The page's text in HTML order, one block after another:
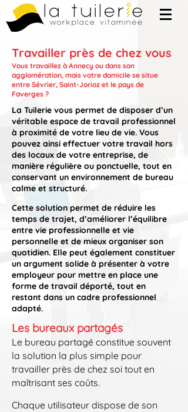
Travailler près de chez vous
Vous travaillez à Annecy ou dans son
agglomération, mais votre domicile se situe
entre Sévrier, Saint-Jorioz et le pays de
Faverges ?
La Tuilerie vous permet de disposer d’un
véritable espace de travail professionnel
à proximité de votre lieu de vie. Vous
pouvez ainsi effectuer votre travail hors
des locaux de votre entreprise, de
manière régulière ou ponctuelle, tout en
conservant un environnement de bureau
calme et structuré.
Cette solution permet de réduire les
temps de trajet, d’améliorer l’équilibre
entre vie professionnelle et vie
personnelle et de mieux organiser son
quotidien. Elle peut également constituer
un argument solide à présenter à votre
employeur pour mettre en place une
forme de travail déporté, tout en
restant dans un cadre professionnel
adapté.
Les bureaux partagés
Le bureau partagé constitue souvent
la solution la plus simple pour
travailler près de chez soi tout en
maîtrisant ses coûts.
Chaque utilisateur dispose de son